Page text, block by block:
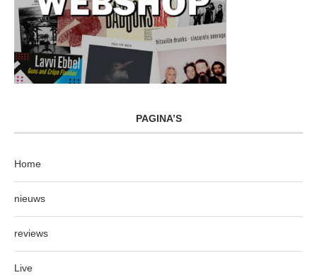
PAGINA’S
Home
nieuws
reviews
Live